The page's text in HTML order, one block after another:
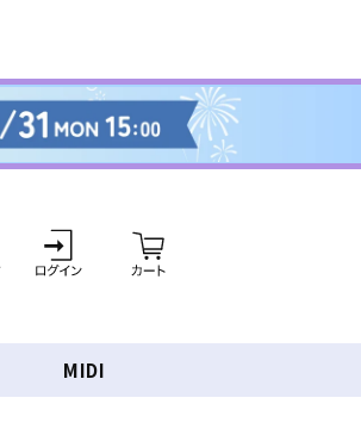
グ
イ
ー
ト
MIDI